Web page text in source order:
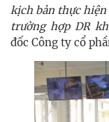
kịch bản thực
trường hợp DR
đốc Công ty cổ